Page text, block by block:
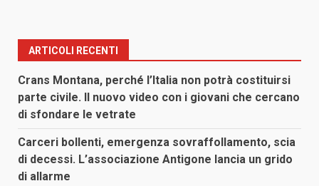
ARTICOLI RECENTI
Crans Montana, perché l’Italia non potrà costituirsi
parte civile. Il nuovo video con i giovani che cercano
di sfondare le vetrate
Carceri bollenti, emergenza sovraffollamento, scia
di decessi. L’associazione Antigone lancia un grido
di allarme